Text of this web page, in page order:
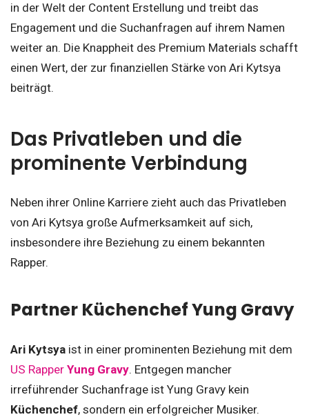
in der Welt der Content Erstellung und treibt das
Engagement und die Suchanfragen auf ihrem Namen
weiter an. Die Knappheit des Premium Materials schafft
einen Wert, der zur finanziellen Stärke von Ari Kytsya
beiträgt.
Das Privatleben und die
prominente Verbindung
Neben ihrer Online Karriere zieht auch das Privatleben
von Ari Kytsya große Aufmerksamkeit auf sich,
insbesondere ihre Beziehung zu einem bekannten
Rapper.
Partner Küchenchef Yung Gravy
Ari Kytsya ist in einer prominenten Beziehung mit dem
US Rapper Yung Gravy. Entgegen mancher
irreführender Suchanfrage ist Yung Gravy kein
Küchenchef, sondern ein erfolgreicher Musiker.